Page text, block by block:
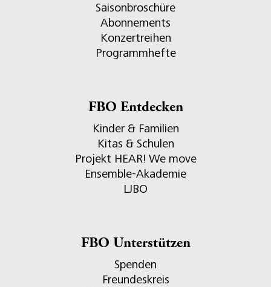
Saisonbroschüre
Abonnements
Konzertreihen
Programmhefte
FBO Entdecken
Kinder & Familien
Kitas & Schulen
Projekt HEAR! We move
Ensemble-Akademie
LJBO
FBO Unterstützen
Spenden
Freundeskreis